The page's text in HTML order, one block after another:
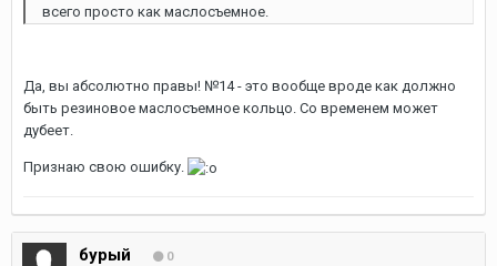
всего просто как маслосъемное.
Да, вы абсолютно правы! №14 - это вообще вроде как должно
быть резиновое маслосъемное кольцо. Со временем может
дубеет.
Признаю свою ошибку.
бурый 0